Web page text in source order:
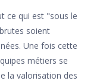
ce qui est "sous le
soient
Une fois cette
métiers se
la valorisation des